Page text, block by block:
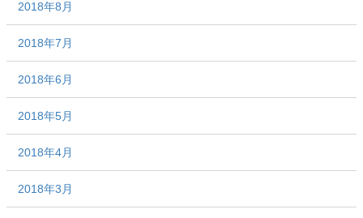
2018年8月
2018年7月
2018年6月
2018年5月
2018年4月
2018年3月